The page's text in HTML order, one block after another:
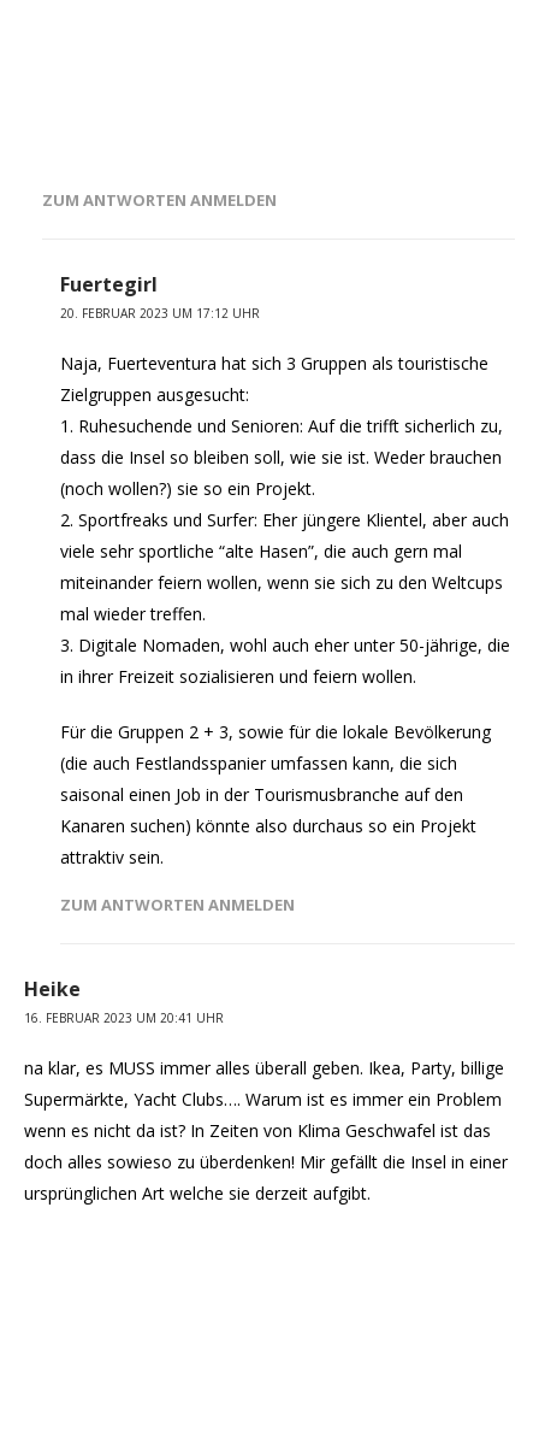
ZUM ANTWORTEN ANMELDEN
Fuertegirl
20. FEBRUAR 2023 UM 17:12 UHR
Naja, Fuerteventura hat sich 3 Gruppen als touristische
Zielgruppen ausgesucht:
1. Ruhesuchende und Senioren: Auf die trifft sicherlich zu,
dass die Insel so bleiben soll, wie sie ist. Weder brauchen
(noch wollen?) sie so ein Projekt.
2. Sportfreaks und Surfer: Eher jüngere Klientel, aber auch
viele sehr sportliche “alte Hasen”, die auch gern mal
miteinander feiern wollen, wenn sie sich zu den Weltcups
mal wieder treffen.
3. Digitale Nomaden, wohl auch eher unter 50-jährige, die
in ihrer Freizeit sozialisieren und feiern wollen.
Für die Gruppen 2 + 3, sowie für die lokale Bevölkerung
(die auch Festlandsspanier umfassen kann, die sich
saisonal einen Job in der Tourismusbranche auf den
Kanaren suchen) könnte also durchaus so ein Projekt
attraktiv sein.
ZUM ANTWORTEN ANMELDEN
Heike
16. FEBRUAR 2023 UM 20:41 UHR
na klar, es MUSS immer alles überall geben. Ikea, Party, billige
Supermärkte, Yacht Clubs…. Warum ist es immer ein Problem
wenn es nicht da ist? In Zeiten von Klima Geschwafel ist das
doch alles sowieso zu überdenken! Mir gefällt die Insel in einer
ursprünglichen Art welche sie derzeit aufgibt.